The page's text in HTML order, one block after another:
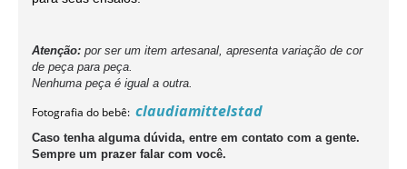
Atenção: por ser um item artesanal, apresenta variação de cor
de peça para peça.
Nenhuma peça é igual a outra.
Fotografia do bebê: claudiamittelstad
Caso tenha alguma dúvida, entre em contato com a gente.
Sempre um prazer falar com você.